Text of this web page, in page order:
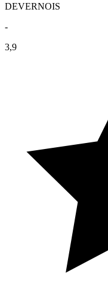
DEVERNOIS
-
3,9